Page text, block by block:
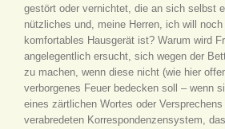
gestört oder vernichtet, die an sich selbst
nützliches und, meine Herren, ich will
komfortables Hausgerät ist? Warum wird
angelegentlich ersucht, sich wegen der
zu machen, wenn diese nicht (wie hier
verborgenes Feuer bedecken soll – wenn
eines zärtlichen Wortes oder
verabredeten Korrespondenzensystem,